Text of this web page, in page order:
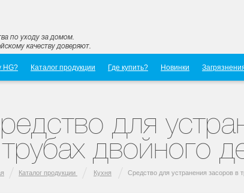
по уходу за домом.
качеству доверяют.
HG? Каталог продукции Где купить? Новинки
для
двойного
Каталог продукции Кухня Средство для устранения засоров в